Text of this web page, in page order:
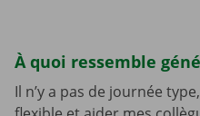
À quoi ressemble
Il n’y a pas de journée